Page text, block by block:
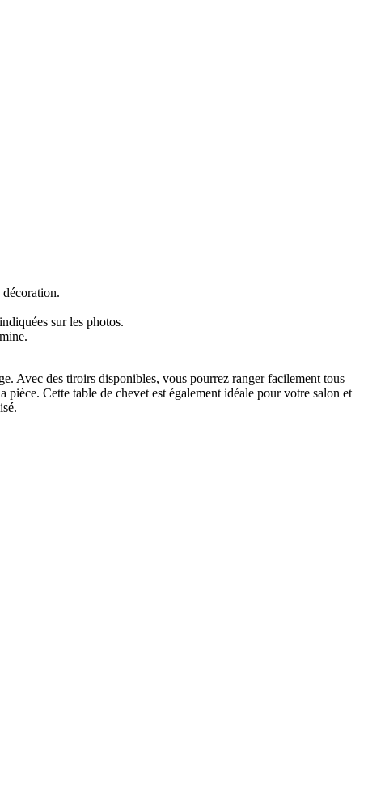
sur les photos.
Avec des tiroirs disponibles, vous pourrez ranger facilement tous
Cette table de chevet est également idéale pour votre salon et